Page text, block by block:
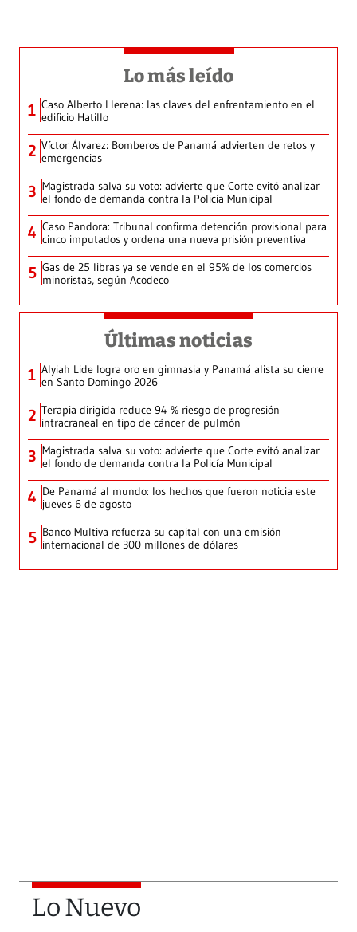
Lo más leído
1 Caso Alberto Llerena: las claves del enfrentamiento en el
edificio Hatillo
2 Víctor Álvarez: Bomberos de Panamá advierten de retos y
emergencias
3 Magistrada salva su voto: advierte que Corte evitó analizar
el fondo de demanda contra la Policía Municipal
4 Caso Pandora: Tribunal confirma detención provisional para
cinco imputados y ordena una nueva prisión preventiva
5 Gas de 25 libras ya se vende en el 95% de los comercios
minoristas, según Acodeco
Últimas noticias
1 Alyiah Lide logra oro en gimnasia y Panamá alista su cierre
en Santo Domingo 2026
2 Terapia dirigida reduce 94 % riesgo de progresión
intracraneal en tipo de cáncer de pulmón
3 Magistrada salva su voto: advierte que Corte evitó analizar
el fondo de demanda contra la Policía Municipal
4 De Panamá al mundo: los hechos que fueron noticia este
jueves 6 de agosto
5 Banco Multiva refuerza su capital con una emisión
internacional de 300 millones de dólares
Lo Nuevo